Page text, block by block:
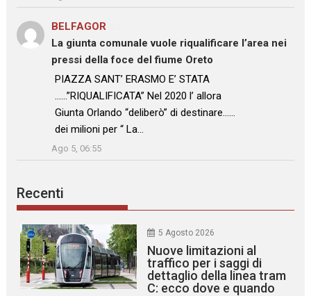
BELFAGOR
La giunta comunale vuole riqualificare l’area nei
pressi della foce del fiume Oreto
: “PIAZZA SANT’ ERASMO E’ STATA
……”RIQUALIFICATA” Nel 2020 l’ allora
Giunta Orlando “deliberò” di destinare……
dei milioni per “ La…
”
Ago 5, 06:55
Recenti
5 Agosto 2026
Nuove limitazioni al
traffico per i saggi di
dettaglio della linea tram
C: ecco dove e quando